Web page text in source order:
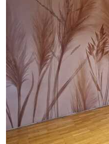
Método de aplicación
Materiales disponibles
Estándar
33166 .67 19900.00$/m²